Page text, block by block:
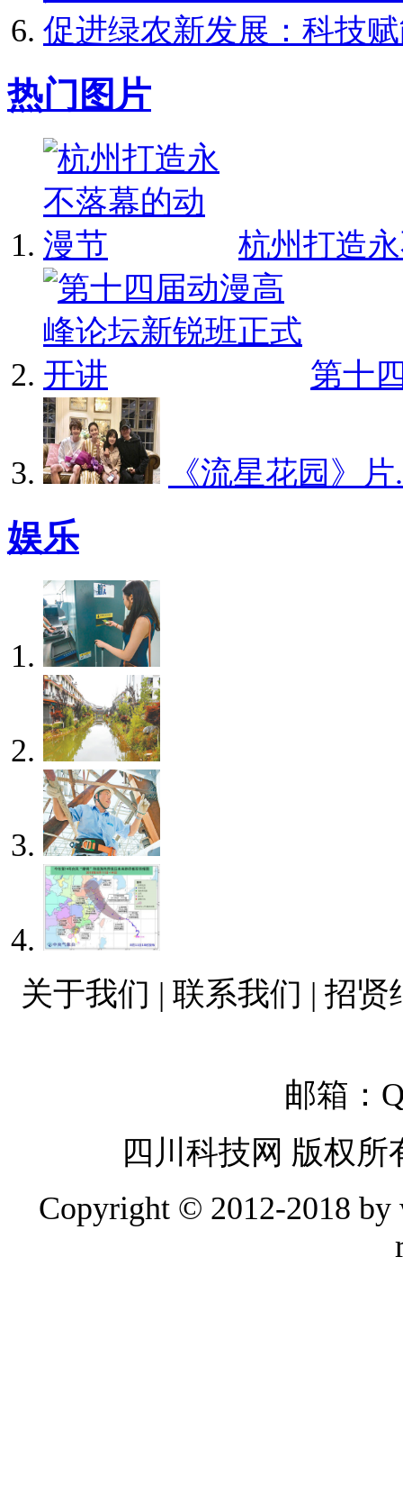
促进绿农新发展：科技
热门图片
杭州打造
第十
《流星花园》片
娱乐
关于我们 | 联系我们 | 招
邮箱：
四川科技网 版权
Copyright © 2012-2018